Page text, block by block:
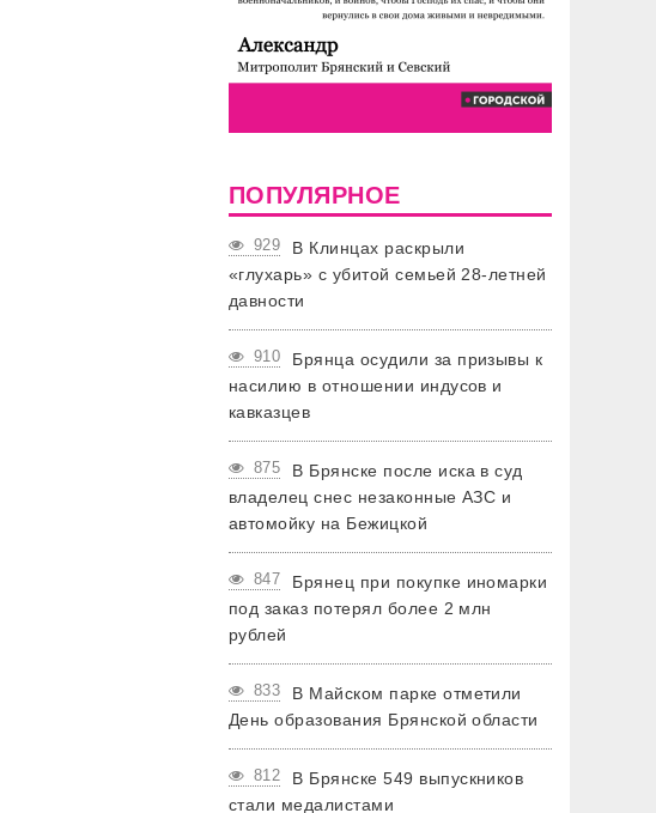
ПОПУЛЯРНОЕ
929
В Клинцах раскрыли
«глухарь» с убитой семьей 28-летней
давности
910
Брянца осудили за призывы к
насилию в отношении индусов и
кавказцев
875
В Брянске после иска в суд
владелец снес незаконные АЗС и
автомойку на Бежицкой
847
Брянец при покупке иномарки
под заказ потерял более 2 млн
рублей
833
В Майском парке отметили
День образования Брянской области
812
В Брянске 549 выпускников
стали медалистами